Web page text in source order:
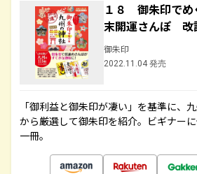
１８ 御朱印で
末開運さんぽ 改
御朱印
2022.11.04 発売
「御利益と御朱印が凄い」を基準に、
から厳選して御朱印を紹介。ビギナー
一冊。